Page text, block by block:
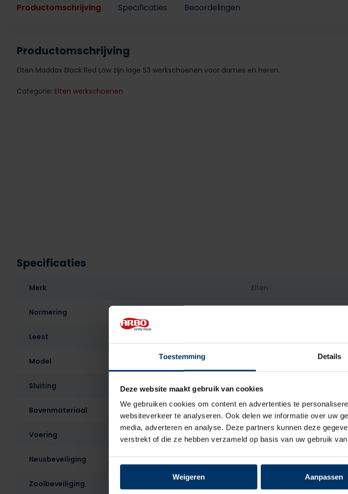
Toestemming Details
Deze website maakt gebruik van cookies
We gebruiken cookies om content en advertenties te
websiteverkeer te analyseren. Ook delen we informatie over uw
media, adverteren en analyse. Deze partners kunnen deze
verstrekt of die ze hebben verzameld op basis van uw gebruik
Weigeren Aanpassen
Productomschrijving Specificaties Beoordelingen
Productomschrijving
Elten Maddox Black Red Low zijn lage S3 werkschoenen voor dames en heren.
Categorie: Elten werkschoenen
Specificaties
Merk Elten
Normering
Leest
Model
Sluiting Veter
Bovenmateriaal Microvezel, Textiel
Voering Textiel
Neusbeveiliging Staal
Zoolbeveiliging